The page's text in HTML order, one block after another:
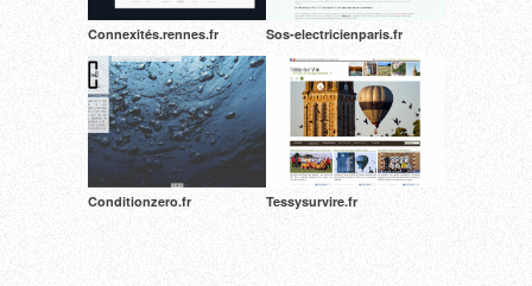
Connexités.rennes.fr Sos-electricienparis.fr
Conditionzero.fr Tessysurvire.fr